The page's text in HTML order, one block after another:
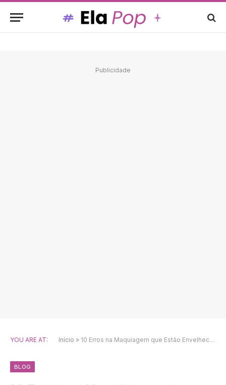
Publicidade
YOU ARE AT: Início » 10 Erros na Maquiagem que Estão Envelhecendo Você (Corrija Já!)
BLOG